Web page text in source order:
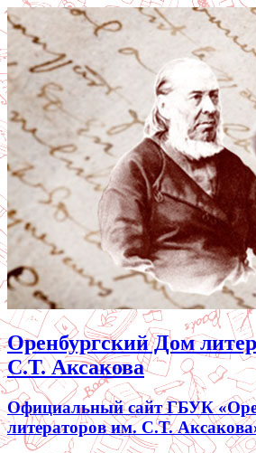
Оренбургский Дом
С.Т. Аксакова
Официальный сайт ГБУК
литераторов им. С.Т.